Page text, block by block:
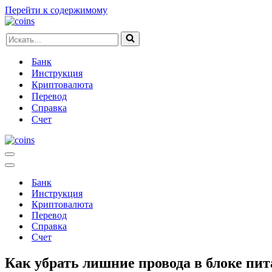
Перейти к содержимому
Искать...
Банк
Инструкция
Криптовалюта
Перевод
Справка
Счет
Меню
навигации
Меню
навигацииБанк
Инструкция
Криптовалюта
Перевод
Справка
Счет
Как убрать лишние провода в блоке